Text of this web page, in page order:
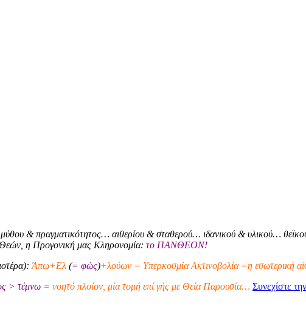
μύθου & πραγματικότητος… αιθερίου & σταθερού… ιδανικού & υλικού…
η Προγονική μας Κληρονομία: το ΠΑΝΘΕΟΝ!
Άπω+Ελ (= φώς)+λούων = Υπερκοσμία Ακτινοβολία =η εσωτερική
> τέμνω = νοητό πλοίον, μία τομή επί γής με Θεία Παρουσία… Συνεχίστε